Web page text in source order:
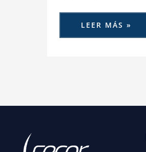
LEER MÁS »